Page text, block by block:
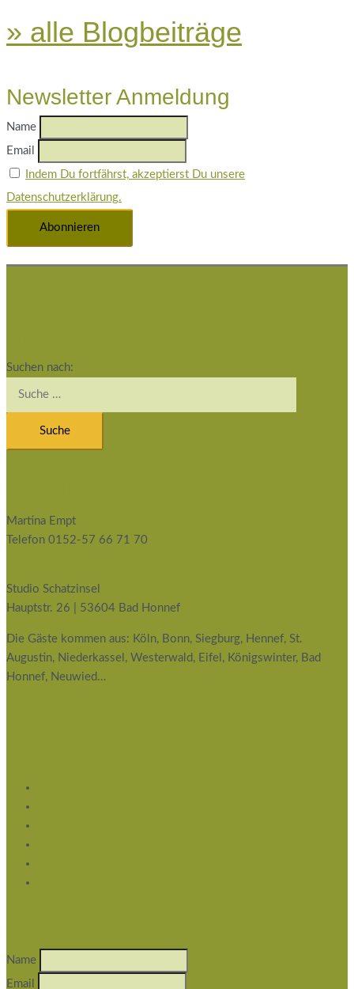
» alle Blogbeiträge
Newsletter Anmeldung
Name
Email
Indem Du fortfährst, akzeptierst Du unsere
Datenschutzerklärung.
Suchen nach:
Martina Empt
Telefon 0152-57 66 71 70
Studio Schatzinsel
Hauptstr. 26 | 53604 Bad Honnef
Die Gäste kommen aus: Köln, Bonn, Siegburg, Hennef, St.
Augustin, Niederkassel, Westerwald, Eifel, Königswinter, Bad
Honnef, Neuwied…
Name
Email